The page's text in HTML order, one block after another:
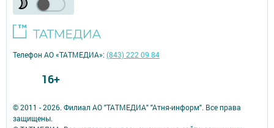
© 2011 - 2026. Филиал АО "ТАТМЕДИА" "Атня-информ". Все права
защищены.
Телефон АО «ТАТМЕДИА»:(843) 222 09 84
16+